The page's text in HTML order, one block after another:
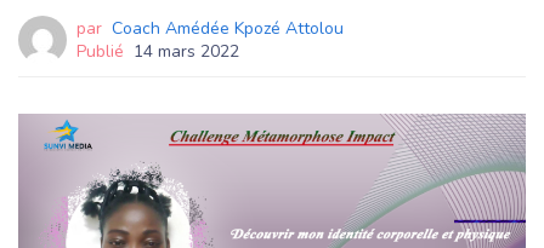
par Coach Amédée Kpozé Attolou
Publié 14 mars 2022